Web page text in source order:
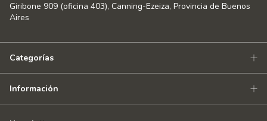
Giribone 909 (oficina 403), Canning-Ezeiza, Provincia de Buenos
Aires
Categorías
Información